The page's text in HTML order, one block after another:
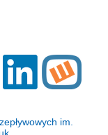
im.